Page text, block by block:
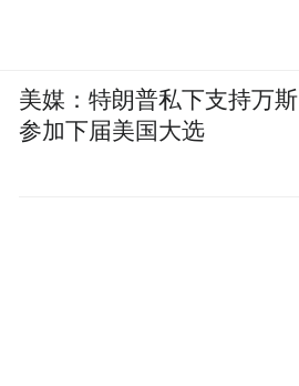
美媒：特朗普私下支持万斯
参加下届美国大选